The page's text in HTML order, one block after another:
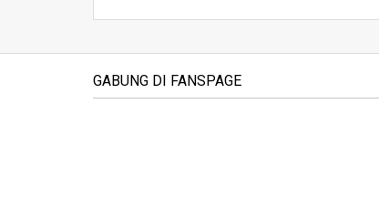
GABUNG DI FANSPAGE